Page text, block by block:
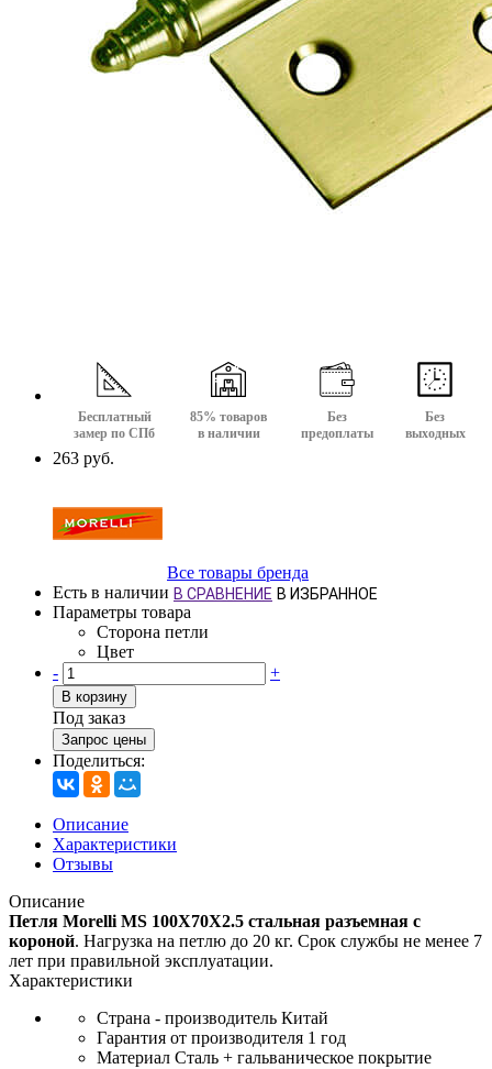
Бесплатный
замер по СПб
85% товаров
в наличии
Без
предоплаты
Без
выходных
263 руб.
Все товары бренда
Есть в наличии В СРАВНЕНИЕ В ИЗБРАННОЕ
Параметры товара
Сторона петли
Цвет
-
+
В корзину
Под заказ
Запрос цены
Поделиться:
Описание
Характеристики
Отзывы
Описание
Петля Morelli MS 100X70X2.5 стальная разъемная с
короной. Нагрузка на петлю до 20 кг. Срок службы не менее 7
лет при правильной эксплуатации.
Характеристики
Страна - производитель Китай
Гарантия от производителя 1 год
Материал Сталь + гальваническое покрытие